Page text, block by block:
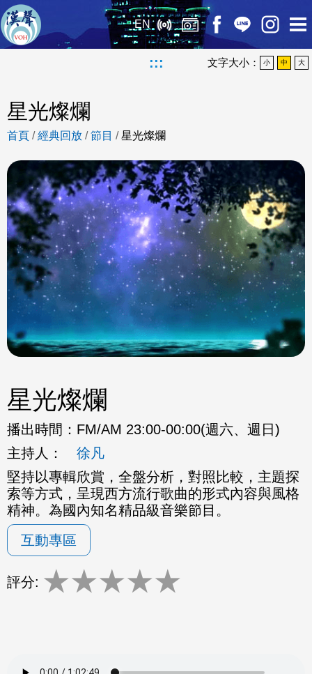
EN
::: 文字大小： 小 中 大
星光燦爛
首頁 /經典回放 /節目 /星光燦爛
星光燦爛
播出時間： FM/AM 23:00-00:00(週六、週日)
主持人：
徐凡
堅持以專輯欣賞，全盤分析，對照比較，主題探
索等方式，呈現西方流行歌曲的形式內容與風格
精神。為國內知名精品級音樂節目。
互動專區
評分: ★★★★★